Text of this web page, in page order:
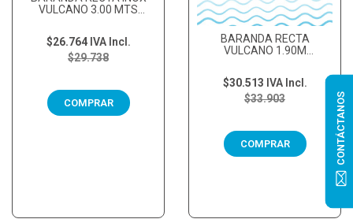
VULCANO 3.00 MTS
$29.738
$26.764 IVA Incl.
COMPRAR
BARANDA RECTA
VULCANO 1.90M
$33.903
$30.513 IVA Incl.
COMPRAR CONTÁCTANOS